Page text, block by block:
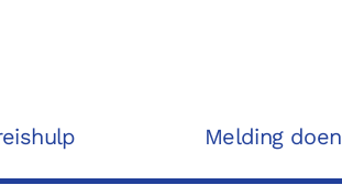
Melding doen